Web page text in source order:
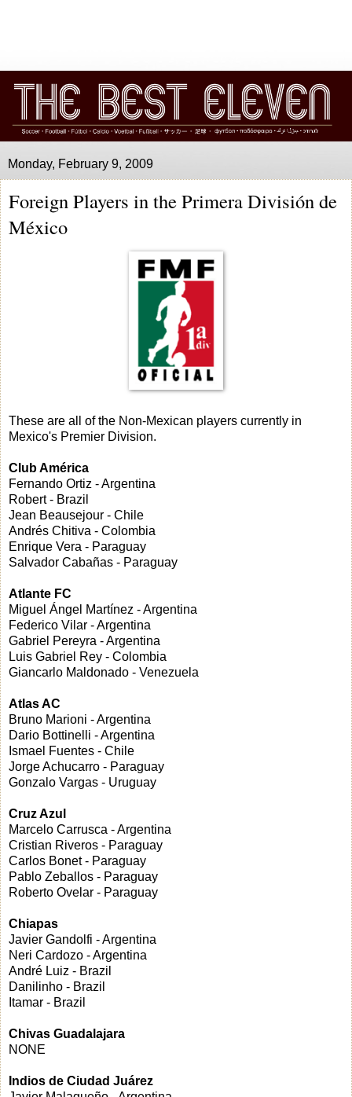
Monday, February 9, 2009
Foreign Players in the Primera División de
México
These are all of the Non-Mexican players currently in
Mexico's Premier Division.
Club América
Fernando Ortiz - Argentina
Robert - Brazil
Jean Beausejour - Chile
Andrés Chitiva - Colombia
Enrique Vera - Paraguay
Salvador Cabañas - Paraguay
Atlante FC
Miguel Ángel Martínez - Argentina
Federico Vilar - Argentina
Gabriel Pereyra - Argentina
Luis Gabriel Rey - Colombia
Giancarlo Maldonado - Venezuela
Atlas AC
Bruno Marioni - Argentina
Dario Bottinelli - Argentina
Ismael Fuentes - Chile
Jorge Achucarro - Paraguay
Gonzalo Vargas - Uruguay
Cruz Azul
Marcelo Carrusca - Argentina
Cristian Riveros - Paraguay
Carlos Bonet - Paraguay
Pablo Zeballos - Paraguay
Roberto Ovelar - Paraguay
Chiapas
Javier Gandolfi - Argentina
Neri Cardozo - Argentina
André Luiz - Brazil
Danilinho - Brazil
Itamar - Brazil
Chivas Guadalajara
NONE
Indios de Ciudad Juárez